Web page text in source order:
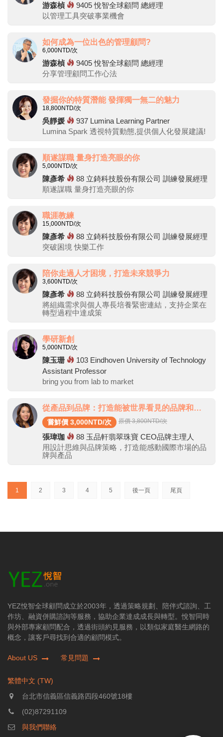
游森楨 9405 悅智全球顧問 總經理
以管理工具突破事業機會
如何成為一位出色的管理顧問?
6,000NTD/次
游森楨 9405 悅智全球顧問 總經理
分享管理顧問工作心法
發掘你的特質潛能 發揮獨一無二的魅力
18,800NTD/次
吳靜媛 937 Lumina Learning Partner
Lumina Spark 透視特質動態,提供個人化發展建議!
順遂謀職 量身打造亮眼的你
5,000NTD/次
陳彥希 88 立錡科技股份有限公司 訓練發展經理
順遂謀職 量身打造亮眼的你
職涯教練
15,000NTD/次
陳彥希 88 立錡科技股份有限公司 訓練發展經理
突破困境 快樂工作
陪你走過人才困境，打造未來競爭力
3,600NTD/次
陳彥希 88 立錡科技股份有限公司 訓練發展經理
將組織需求與個人專長培養緊密連結，支持企業在
轉型過程中達成策
學研新創
5,000NTD/次
陳玉珊 103 Eindhoven University of Technology
Assistant Professor
bring you from lab to market
從產品到品牌：打造能被世界看見的品牌和影響力
嘗鮮價 3,000NTD/次 原價 3,800NTD/次
張瑋珈 88 玉品軒翡翠珠寶 CEO品牌主理人
用設計思維與品牌策略，打造能感動國際市場的品
牌與產品
1 (current)2 3 4 5 後一頁 尾頁
YEZ悅智全球顧問成立於2003年，透過策略規劃、陪伴式諮詢、工
作坊、融資併購諮詢等服務，協助企業達成成長與轉型。悅智同時
與外部專家顧問配合，透過街頭約見服務，以類似家庭醫生網路的
概念，讓客戶尋找到合適的顧問模式。
About US 常見問題
繁體中文 (TW)
台北市信義區信義路四段460號18樓
(02)87291109
與我們聯絡